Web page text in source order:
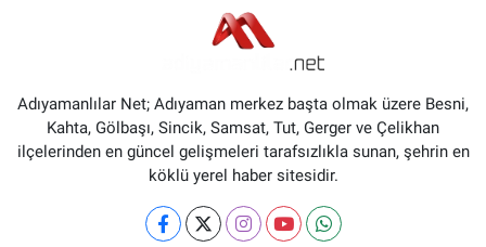
Adıyamanlılar Net; Adıyaman merkez başta olmak üzere Besni,
Kahta, Gölbaşı, Sincik, Samsat, Tut, Gerger ve Çelikhan
ilçelerinden en güncel gelişmeleri tarafsızlıkla sunan, şehrin en
köklü yerel haber sitesidir.